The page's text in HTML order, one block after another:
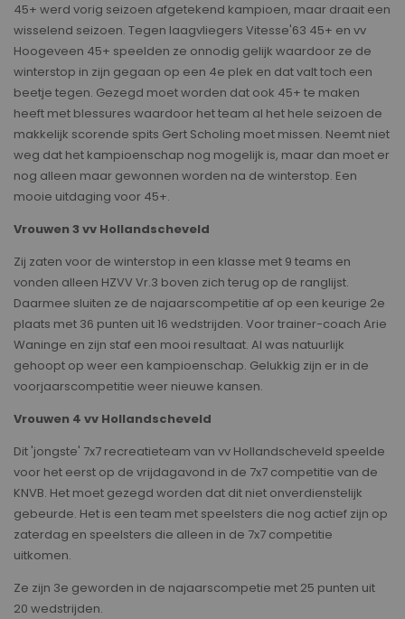
45+ werd vorig seizoen afgetekend kampioen, maar draait een
wisselend seizoen. Tegen laagvliegers Vitesse'63 45+ en vv
Hoogeveen 45+ speelden ze onnodig gelijk waardoor ze de
winterstop in zijn gegaan op een 4e plek en dat valt toch een
beetje tegen. Gezegd moet worden dat ook 45+ te maken
heeft met blessures waardoor het team al het hele seizoen de
makkelijk scorende spits Gert Scholing moet missen. Neemt niet
weg dat het kampioenschap nog mogelijk is, maar dan moet er
nog alleen maar gewonnen worden na de winterstop. Een
mooie uitdaging voor 45+.
Vrouwen 3 vv Hollandscheveld
Zij zaten voor de winterstop in een klasse met 9 teams en
vonden alleen HZVV Vr.3 boven zich terug op de ranglijst.
Daarmee sluiten ze de najaarscompetitie af op een keurige 2e
plaats met 36 punten uit 16 wedstrijden. Voor trainer-coach Arie
Waninge en zijn staf een mooi resultaat. Al was natuurlijk
gehoopt op weer een kampioenschap. Gelukkig zijn er in de
voorjaarscompetitie weer nieuwe kansen.
Vrouwen 4 vv Hollandscheveld
Dit 'jongste' 7x7 recreatieteam van vv Hollandscheveld speelde
voor het eerst op de vrijdagavond in de 7x7 competitie van de
KNVB. Het moet gezegd worden dat dit niet onverdienstelijk
gebeurde. Het is een team met speelsters die nog actief zijn op
zaterdag en speelsters die alleen in de 7x7 competitie
uitkomen.
Ze zijn 3e geworden in de najaarscompetie met 25 punten uit
20 wedstrijden.